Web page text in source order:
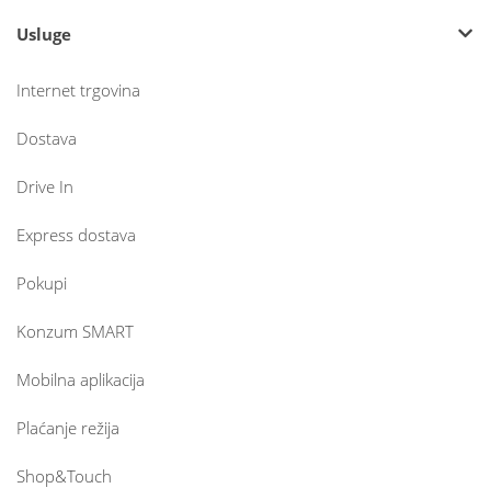
Usluge
Internet trgovina
Dostava
Drive In
Express dostava
Pokupi
Konzum SMART
Mobilna aplikacija
Plaćanje režija
Shop&Touch